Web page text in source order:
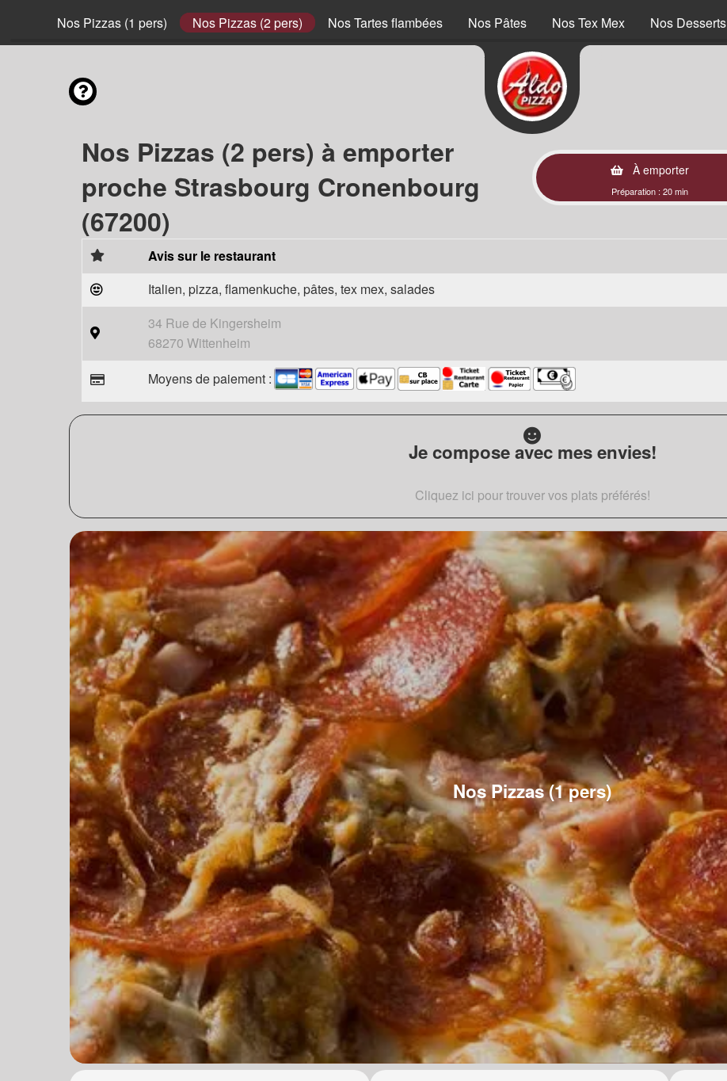
Nos Pizzas (1 pers) Nos Pizzas (2 pers) Nos Tartes flambées Nos Pâtes Nos Tex Mex Nos Desserts
Nos Pizzas (2 pers) à emporter
proche Strasbourg Cronenbourg
(67200)
À emporter
Préparation : 20 min
Avis sur le restaurant
Italien, pizza, flamenkuche, pâtes, tex mex, salades
34 Rue de Kingersheim
68270 Wittenheim
Moyens de paiement :
Je compose avec mes envies!
Cliquez ici pour trouver vos plats préférés!
Nos Pizzas (1 pers)